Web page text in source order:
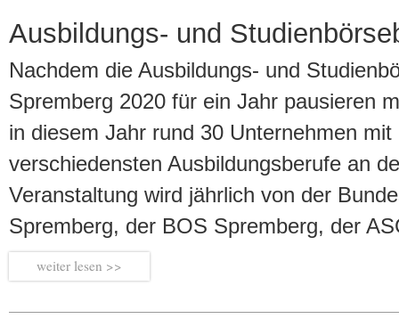
Ausbildungs- und
Nachdem die Ausbildungs- und
Spremberg 2020 für ein Jahr pausieren
in diesem Jahr rund 30 Unternehmen
verschiedensten Ausbildungsberufe an
Veranstaltung wird jährlich von der
Spremberg, der BOS Spremberg, der
weiter